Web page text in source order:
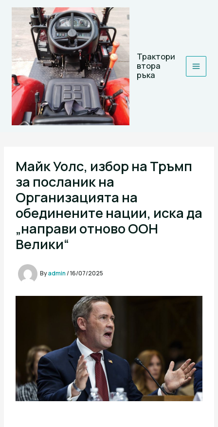
Skip
Трактори
втора
ръка
Майк Уолс, избор на Тръмп
за посланик на
Организацията на
обединените нации, иска да
„направи отново ООН
Велики“
Byadmin/16/07/2025